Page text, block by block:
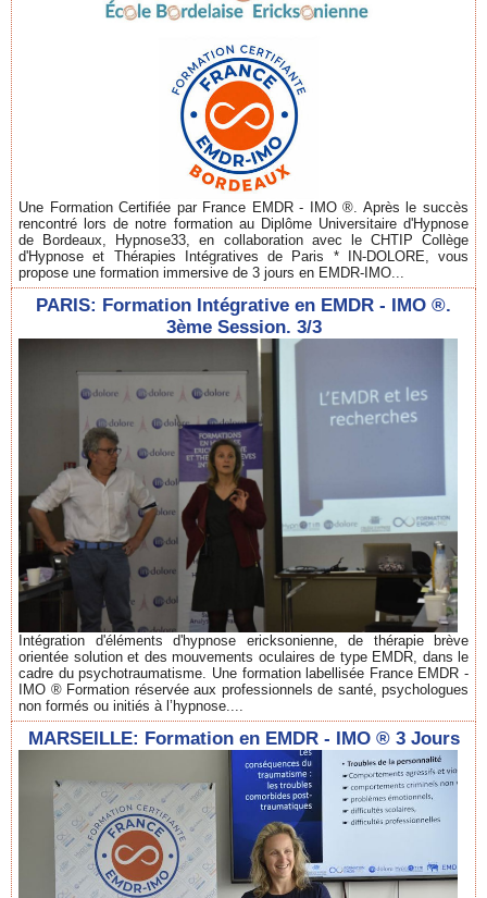
Une Formation Certifiée par France EMDR - IMO ®. Après le succès
rencontré lors de notre formation au Diplôme Universitaire d'Hypnose
de Bordeaux, Hypnose33, en collaboration avec le CHTIP Collège
d'Hypnose et Thérapies Intégratives de Paris * IN-DOLORE, vous
propose une formation immersive de 3 jours en EMDR-IMO...
PARIS: Formation Intégrative en EMDR - IMO ®.
3ème Session. 3/3
Intégration d'éléments d'hypnose ericksonienne, de thérapie brève
orientée solution et des mouvements oculaires de type EMDR, dans le
cadre du psychotraumatisme. Une formation labellisée France EMDR -
IMO ® Formation réservée aux professionnels de santé, psychologues
non formés ou initiés à l’hypnose....
MARSEILLE: Formation en EMDR - IMO ® 3 Jours